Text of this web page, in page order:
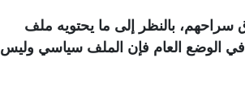
بالنظر إلى ما يحتويه ملف
قائلا: "لكن إن نظرنا في الوضع العام فإن الملف سياسي وليس